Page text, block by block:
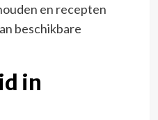
en recepten
beschikbare
in